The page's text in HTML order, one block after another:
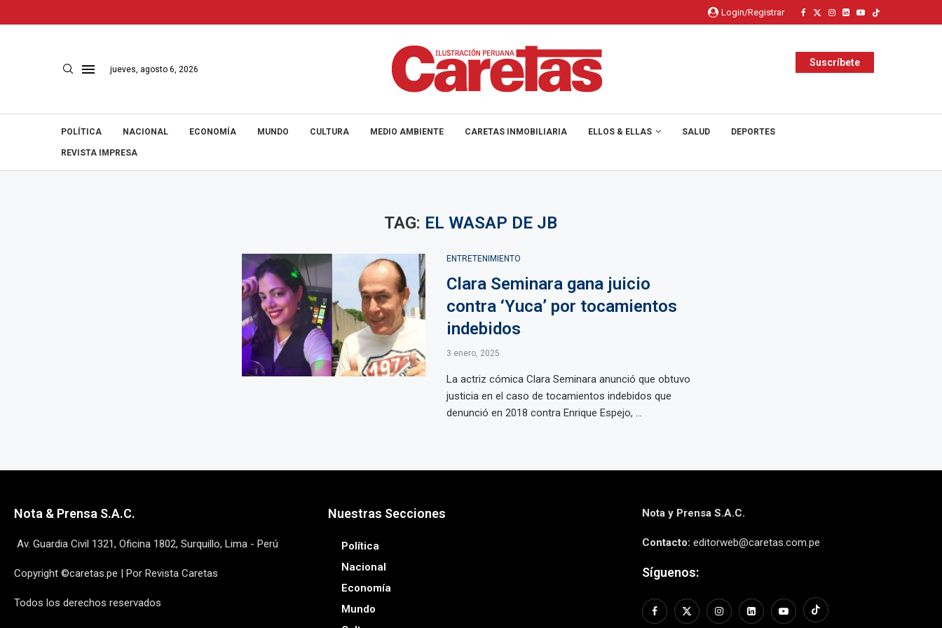
Login/Registrar
jueves, agosto 6, 2026
Suscríbete
POLÍTICA NACIONAL ECONOMÍA MUNDO CULTURA MEDIO AMBIENTE CARETAS INMOBILIARIA ELLOS & ELLAS SALUD DEPORTES
REVISTA IMPRESA
TAG: EL WASAP DE JB
ENTRETENIMIENTO
Clara Seminara gana juicio
contra ‘Yuca’ por tocamientos
indebidos
3 enero, 2025
La actriz cómica Clara Seminara anunció que obtuvo
justicia en el caso de tocamientos indebidos que
denunció en 2018 contra Enrique Espejo, ...
Nota & Prensa S.A.C.
Av. Guardia Civil 1321, Oficina 1802, Surquillo, Lima - Perú
Copyright ©caretas.pe | Por Revista Caretas
Todos los derechos reservados
Nuestras Secciones
Política
Nacional
Economía
Mundo
Nota y Prensa S.A.C.
Contacto: editorweb@caretas.com.pe
Síguenos: